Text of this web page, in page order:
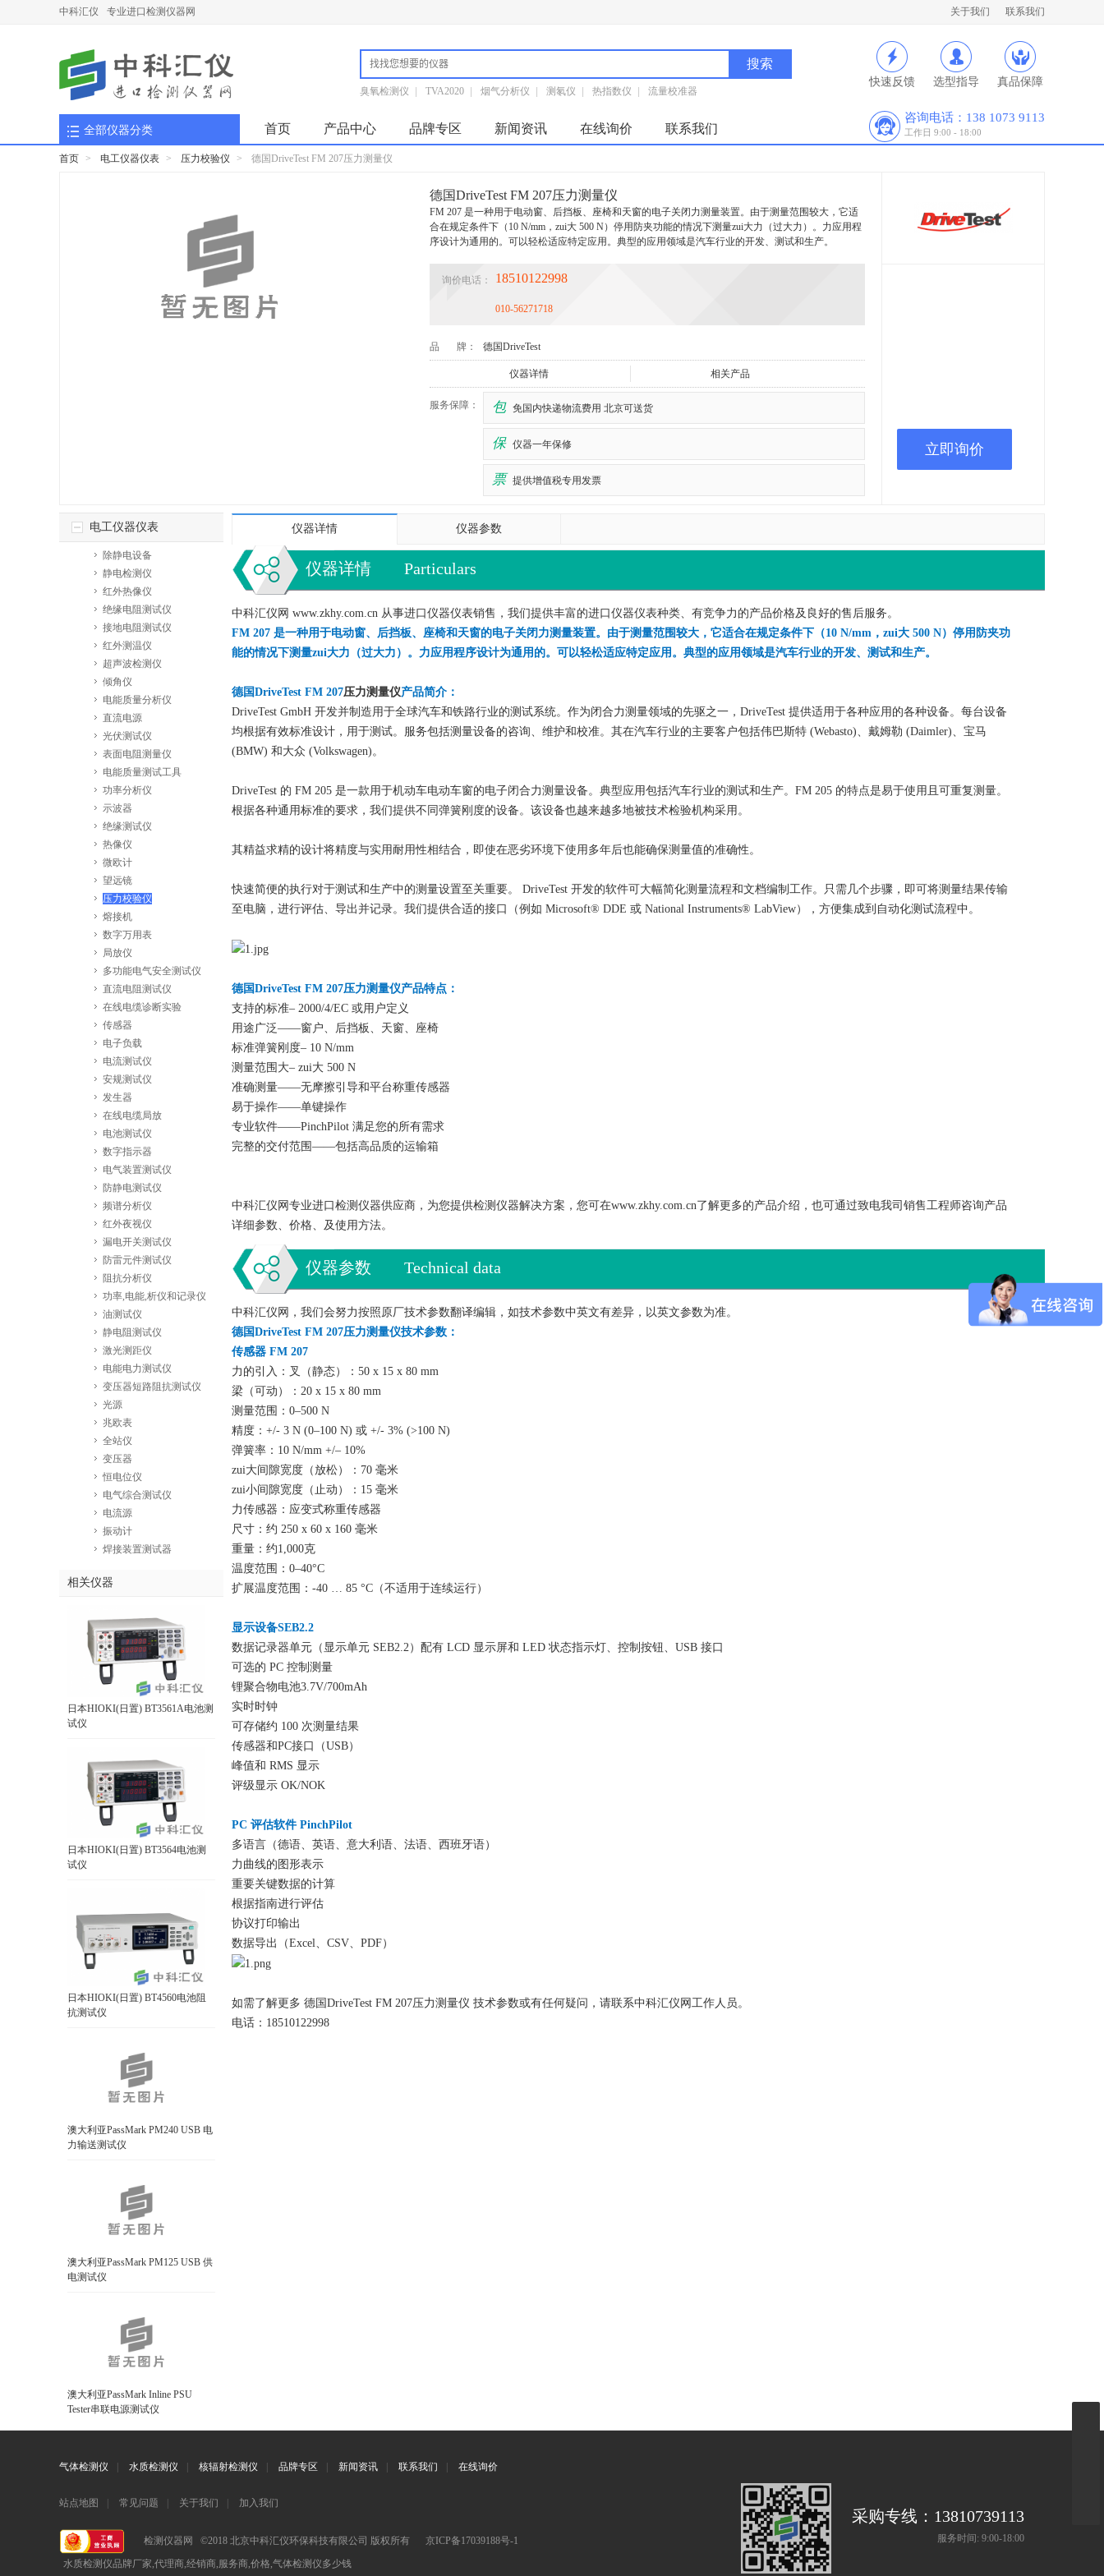
中科汇仪 专业进口检测仪器网 关于我们 联系我们
快速反馈 选型指导 真品保障
臭氧检测仪 TVA2020 烟气分析仪 测氡仪 热指数仪 流量校准器
首页 产品中心 品牌专区 新闻资讯 在线询价 联系我们
咨询电话：138 1073 9113
工作日 9:00 - 18:00
全部仪器分类
首页 > 电工仪器仪表 > 压力校验仪 > 德国DriveTest FM 207压力测量仪
德国DriveTest FM 207压力测量仪
FM 207 是一种用于电动窗、后挡板、座椅和天窗的电子关闭力测量装置。由于测量范围较大，它适
合在规定条件下（10 N/mm，zui大 500 N）停用防夹功能的情况下测量zui大力（过大力）。力应用程
序设计为通用的。可以轻松适应特定应用。典型的应用领域是汽车行业的开发、测试和生产。
询价电话： 18510122998
010-56271718
品 牌： 德国DriveTest
仪器详情 相关产品
服务保障： 包 免国内快递物流费用 北京可送货
保 仪器一年保修
票 提供增值税专用发票
立即询价
电工仪器仪表
除静电设备
静电检测仪
红外热像仪
绝缘电阻测试仪
接地电阻测试仪
红外测温仪
超声波检测仪
倾角仪
电能质量分析仪
直流电源
光伏测试仪
表面电阻测量仪
电能质量测试工具
功率分析仪
示波器
绝缘测试仪
热像仪
微欧计
望远镜
压力校验仪
熔接机
数字万用表
局放仪
多功能电气安全测试仪
直流电阻测试仪
在线电缆诊断实验
传感器
电子负载
电流测试仪
安规测试仪
发生器
在线电缆局放
电池测试仪
数字指示器
电气装置测试仪
防静电测试仪
频谱分析仪
红外夜视仪
漏电开关测试仪
防雷元件测试仪
阻抗分析仪
功率,电能,析仪和记录仪
油测试仪
静电阻测试仪
激光测距仪
电能电力测试仪
变压器短路阻抗测试仪
光源
兆欧表
全站仪
变压器
恒电位仪
电气综合测试仪
电流源
振动计
焊接装置测试器
相关仪器
日本HIOKI(日置) BT3561A电池测
试仪
日本HIOKI(日置) BT3564电池测
试仪
日本HIOKI(日置) BT4560电池阻
抗测试仪
澳大利亚PassMark PM240 USB 电
力输送测试仪
澳大利亚PassMark PM125 USB 供
电测试仪
澳大利亚PassMark Inline PSU
Tester串联电源测试仪
仪器详情 仪器参数
仪器详情 Particulars
中科汇仪网 www.zkhy.com.cn 从事进口仪器仪表销售，我们提供丰富的进口仪器仪表种类、有竞争力的产品价格及良好的售后服务。
FM 207 是一种用于电动窗、后挡板、座椅和天窗的电子关闭力测量装置。由于测量范围较大，它适合在规定条件下（10 N/mm，zui大 500 N）停用防夹功
能的情况下测量zui大力（过大力）。力应用程序设计为通用的。可以轻松适应特定应用。典型的应用领域是汽车行业的开发、测试和生产。
德国DriveTest FM 207压力测量仪产品简介：
DriveTest GmbH 开发并制造用于全球汽车和铁路行业的测试系统。作为闭合力测量领域的先驱之一，DriveTest 提供适用于各种应用的各种设备。每台设备
均根据有效标准设计，用于测试。服务包括测量设备的咨询、维护和校准。其在汽车行业的主要客户包括伟巴斯特 (Webasto)、戴姆勒 (Daimler)、宝马
(BMW) 和大众 (Volkswagen)。
DriveTest 的 FM 205 是一款用于机动车电动车窗的电子闭合力测量设备。典型应用包括汽车行业的测试和生产。FM 205 的特点是易于使用且可重复测量。
根据各种通用标准的要求，我们提供不同弹簧刚度的设备。该设备也越来越多地被技术检验机构采用。
其精益求精的设计将精度与实用耐用性相结合，即使在恶劣环境下使用多年后也能确保测量值的准确性。
快速简便的执行对于测试和生产中的测量设置至关重要。 DriveTest 开发的软件可大幅简化测量流程和文档编制工作。只需几个步骤，即可将测量结果传输
至电脑，进行评估、导出并记录。我们提供合适的接口（例如 Microsoft® DDE 或 National Instruments® LabView），方便集成到自动化测试流程中。
德国DriveTest FM 207压力测量仪产品特点：
支持的标准– 2000/4/EC 或用户定义
用途广泛——窗户、后挡板、天窗、座椅
标准弹簧刚度– 10 N/mm
测量范围大– zui大 500 N
准确测量——无摩擦引导和平台称重传感器
易于操作——单键操作
专业软件——PinchPilot 满足您的所有需求
完整的交付范围——包括高品质的运输箱
中科汇仪网专业进口检测仪器供应商，为您提供检测仪器解决方案，您可在www.zkhy.com.cn了解更多的产品介绍，也可通过致电我司销售工程师咨询产品
详细参数、价格、及使用方法。
仪器参数 Technical data
中科汇仪网，我们会努力按照原厂技术参数翻译编辑，如技术参数中英文有差异，以英文参数为准。
德国DriveTest FM 207压力测量仪技术参数：
传感器 FM 207
力的引入：叉（静态）：50 x 15 x 80 mm
梁（可动）：20 x 15 x 80 mm
测量范围：0–500 N
精度：+/- 3 N (0–100 N) 或 +/- 3% (>100 N)
弹簧率：10 N/mm +/– 10%
zui大间隙宽度（放松）：70 毫米
zui小间隙宽度（止动）：15 毫米
力传感器：应变式称重传感器
尺寸：约 250 x 60 x 160 毫米
重量：约1,000克
温度范围：0–40°C
扩展温度范围：-40 … 85 °C（不适用于连续运行）
显示设备SEB2.2
数据记录器单元（显示单元 SEB2.2）配有 LCD 显示屏和 LED 状态指示灯、控制按钮、USB 接口
可选的 PC 控制测量
锂聚合物电池3.7V/700mAh
实时时钟
可存储约 100 次测量结果
传感器和PC接口（USB）
峰值和 RMS 显示
评级显示 OK/NOK
PC 评估软件 PinchPilot
多语言（德语、英语、意大利语、法语、西班牙语）
力曲线的图形表示
重要关键数据的计算
根据指南进行评估
协议打印输出
数据导出（Excel、CSV、PDF）
如需了解更多 德国DriveTest FM 207压力测量仪 技术参数或有任何疑问，请联系中科汇仪网工作人员。
电话：18510122998
气体检测仪 水质检测仪 核辐射检测仪 品牌专区 新闻资讯 联系我们 在线询价
站点地图 常见问题 关于我们 加入我们
检测仪器网 ©2018 北京中科汇仪环保科技有限公司 版权所有
京ICP备17039188号-1
水质检测仪品牌厂家,代理商,经销商,服务商,价格,气体检测仪多少钱
采购专线：13810739113
服务时间: 9:00-18:00